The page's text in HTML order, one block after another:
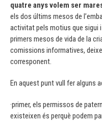
quatre anys volem ser
els dos últims mesos de
activitat pels motius que sigui
primers mesos de vida de la
comissions informatives,
corresponent.
En aquest punt vull fer alguns
·primer, els permissos de
existeixen és perquè podem